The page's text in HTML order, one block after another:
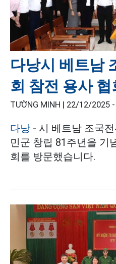
다낭시 베트남
회 참전 용사 협
TƯỜNG MINH | 22/12/2025 -
다낭 - 시 베트남 조국
민군 창립 81주년을 기
회를 방문했습니다.